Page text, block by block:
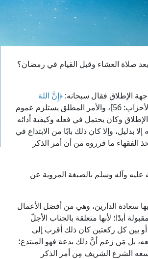
صلاة العشاء وقبل القيام في رمضان؟
الإطلاق فقال سبحانه: ﴿إِنَّ اللهَ
[الأحزاب: 56]، والأمر المطلق يستلزم عموم
وكان يحتمل في فعله وكيفية أدائه
وإلا كان ذلك بابًا من الابتداع في
الفقهاء ما قرروه من أن أمر الذكر
وآله وسلم بالصيغة المروية عن
سعادة الدارين، وهي من أفضل الأعمال
أبدًا؛ لأنها متعلقة بالجناب الأجلّ
أو بين كل ركعتين كان ذلك أقرب إلى
بل مَن زعم أنَّ ذلك بدعة فهو المبتدع؛
الشرع الشريف مِن أمر الذكر